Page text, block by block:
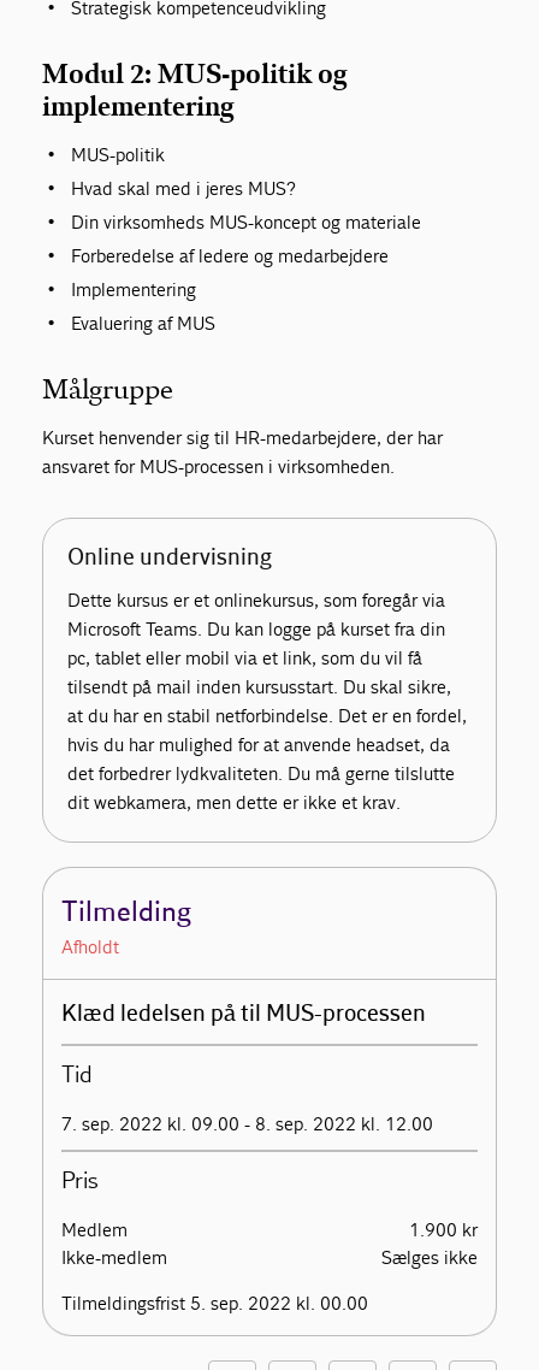
Strategisk kompetenceudvikling
Modul 2: MUS-politik og
implementering
MUS-politik
Hvad skal med i jeres MUS?
Din virksomheds MUS-koncept og materiale
Forberedelse af ledere og medarbejdere
Implementering
Evaluering af MUS
Målgruppe
Kurset henvender sig til HR-medarbejdere, der har
ansvaret for MUS-processen i virksomheden.
Online undervisning
Dette kursus er et onlinekursus, som foregår via
Microsoft Teams. Du kan logge på kurset fra din
pc, tablet eller mobil via et link, som du vil få
tilsendt på mail inden kursusstart. Du skal sikre,
at du har en stabil netforbindelse. Det er en fordel,
hvis du har mulighed for at anvende headset, da
det forbedrer lydkvaliteten. Du må gerne tilslutte
dit webkamera, men dette er ikke et krav.
Tilmelding
Afholdt
Klæd ledelsen på til MUS-processen
Tid
7. sep. 2022 kl. 09.00 - 8. sep. 2022 kl. 12.00
Pris
Medlem
1.900 kr
Ikke-medlem
Sælges ikke
Tilmeldingsfrist 5. sep. 2022 kl. 00.00